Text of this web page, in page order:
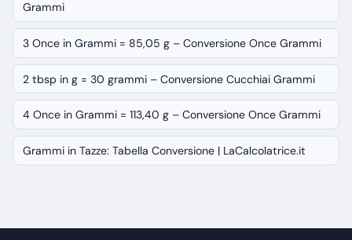
Grammi
3 Once in Grammi = 85,05 g – Conversione Once Grammi
2 tbsp in g = 30 grammi – Conversione Cucchiai Grammi
4 Once in Grammi = 113,40 g – Conversione Once Grammi
Grammi in Tazze: Tabella Conversione | LaCalcolatrice.it